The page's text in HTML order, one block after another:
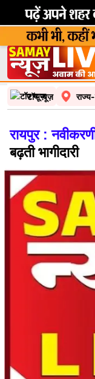
टॉप न्यूज़
रायपुर :
बढ़ती भागीदारी